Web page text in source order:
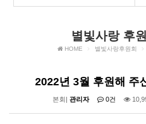
별빛사랑 후
HOME 별빛사랑후원회
2022년 3월 후원해 주
본회| 관리자 0건